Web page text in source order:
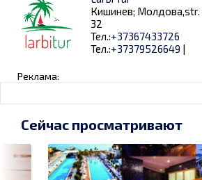
Кишинев; Молдова,str.
32
Тел.:+37367433726
Тел.:+37379526649 |
Реклама:
Сейчас просматривают